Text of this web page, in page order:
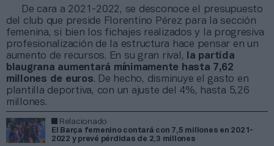
De cara a 2021-2022, se desconoce el presupuesto
del club que preside Florentino Pérez para la sección
femenina, si bien los fichajes realizados y la progresiva
profesionalización de la estructura hace pensar en un
aumento de recursos. En su gran rival,
la partida
blaugrana aumentará mínimamente hasta 7,62
millones de euros. De hecho, disminuye el gasto en
plantilla deportiva, con un ajuste del 4%, hasta 5,26
millones.
Relacionado
El Barça femenino contará con 7,5 millones en 2021-
2022 y prevé pérdidas de 2,3 millones